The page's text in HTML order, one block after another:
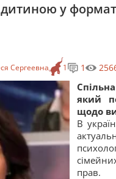
у
Сергеевна 1 1
який
щодо
В
прав.